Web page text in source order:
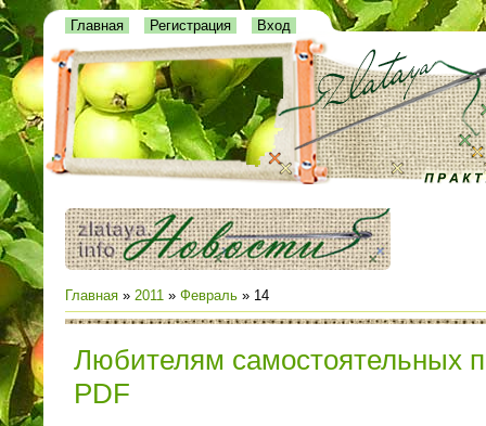
Главная Регистрация Вход
Главная » 2011 » Февраль » 14
Любителям самостоятельных
PDF